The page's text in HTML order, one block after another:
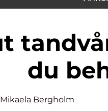
du
Mikaela Bergholm